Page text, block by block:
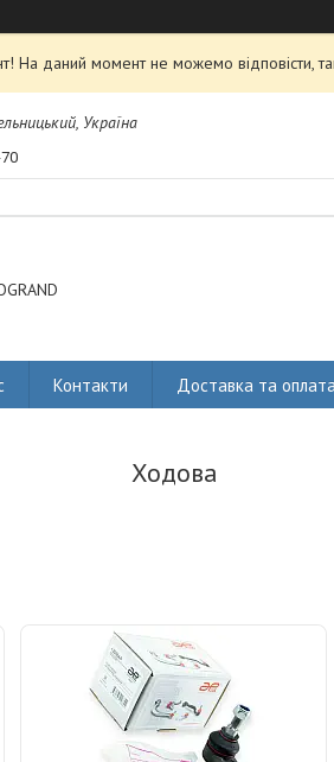
На даний момент не можемо відповісти,
Україна
Контакти Доставка та оплата
Ходова